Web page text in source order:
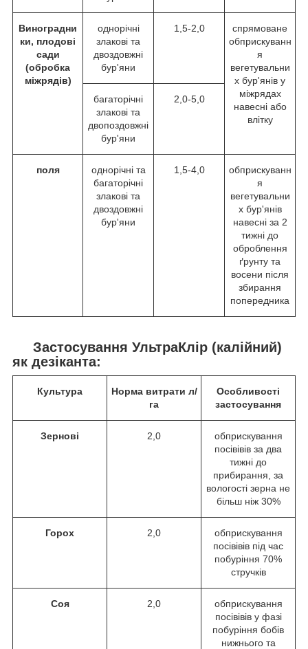
Виноградни
ки, плодові
сади
(обробка
міжрядів)
однорічні
злакові та
двоздовжні
бур'яни
1,5-2,0
спрямоване
обприскуванн
я
вегетувальни
х бур'янів у
міжрядах
навесні або
влітку
багаторічні
злакові та
двопоздовжні
бур'яни
2,0-5,0
поля
однорічні та
багаторічні
злакові та
двоздовжні
бур'яни
1,5-4,0
обприскуванн
я
вегетувальни
х бур'янів
навесні за 2
тижні до
оброблення
ґрунту та
восени після
збирання
попередника
Застосування УльтраКлір (калійний)
як дезіканта:
Культура
Норма витрати л/
га
Особливості
застосування
Зернові 2,0
обприскування
посівівів за два
тижні до
прибирання, за
вологості зерна не
більш ніж 30%
Горох 2,0
обприскування
посівівів під час
побуріння 70%
стручків
Соя 2,0
обприскування
посівівів у фазі
побуріння бобів
нижнього та